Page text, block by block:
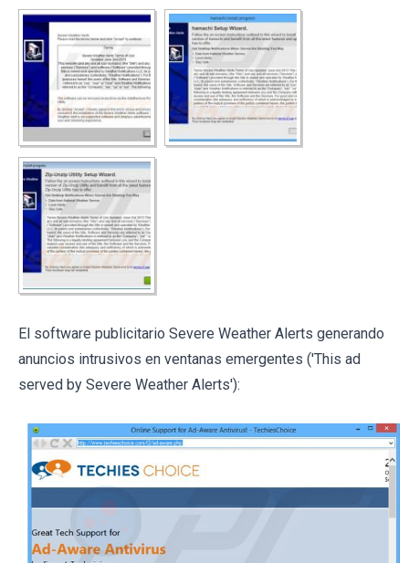
El software publicitario Severe Weather Alerts generando
anuncios intrusivos en ventanas emergentes ('This ad
served by Severe Weather Alerts'):